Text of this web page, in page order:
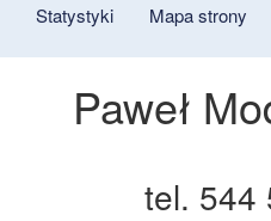
Statystyki Mapa strony
Paweł
tel. 544